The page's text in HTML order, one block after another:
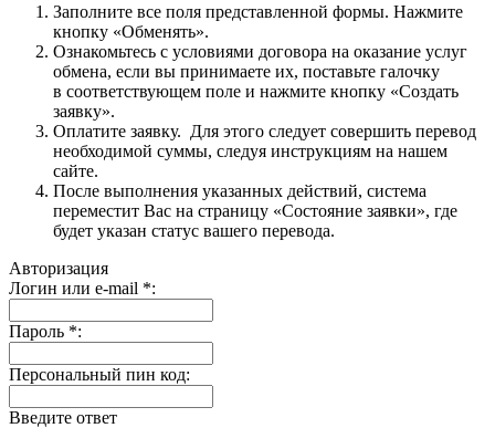
Заполните все поля представленной формы. Нажмите
кнопку «Обменять».
Ознакомьтесь с условиями договора на оказание услуг
обмена, если вы принимаете их, поставьте галочку
в соответствующем поле и нажмите кнопку «Создать
заявку».
Оплатите заявку. Для этого следует совершить перевод
необходимой суммы, следуя инструкциям на нашем
сайте.
После выполнения указанных действий, система
переместит Вас на страницу «Состояние заявки», где
будет указан статус вашего перевода.
Авторизация
Логин или e-mail *:
Пароль *:
Персональный пин код:
Введите ответ